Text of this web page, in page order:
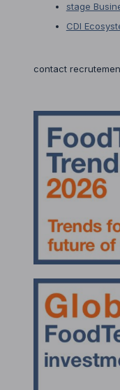
stage
CDI
contact